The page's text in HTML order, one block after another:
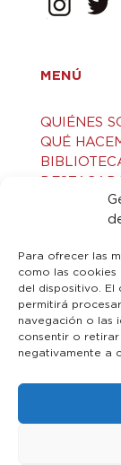
Para ofrecer las
como las cookies
del dispositivo. El
permitirá
navegación o las
consentir o
negativamente a
MENÚ
QUIÉNES
QUÉ
VISITAS
LEGAL
AVISO
POLÍTICA